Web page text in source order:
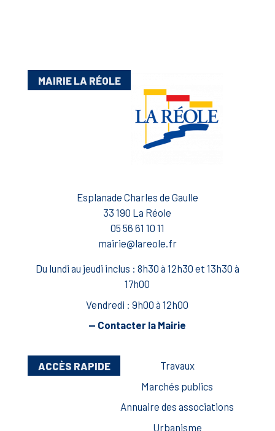
MAIRIE LA RÉOLE
Esplanade Charles de Gaulle
33 190 La Réole
05 56 61 10 11
mairie@lareole.fr
Du lundi au jeudi inclus : 8h30 à 12h30 et 13h30 à
17h00
Vendredi : 9h00 à 12h00
— Contacter la Mairie
ACCÈS RAPIDE
Travaux
Marchés publics
Annuaire des associations
Urbanisme